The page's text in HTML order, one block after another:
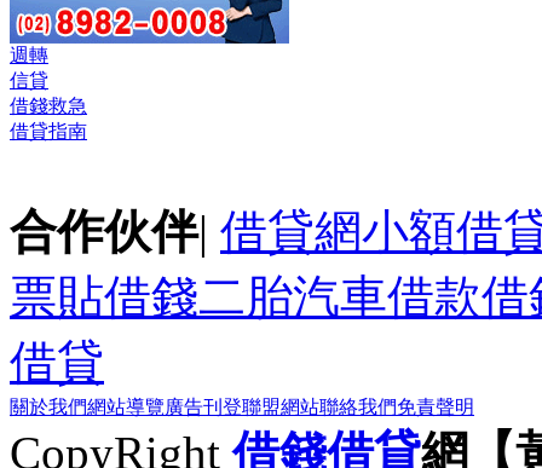
週轉
信貸
借錢救急
借貸指南
合作伙伴| 借貸網小額借
票貼借錢二胎汽車借款借
借貸
關於我們網站導覽廣告刊登聯盟網站聯絡我們免責聲明
CopyRight借錢借貸網【